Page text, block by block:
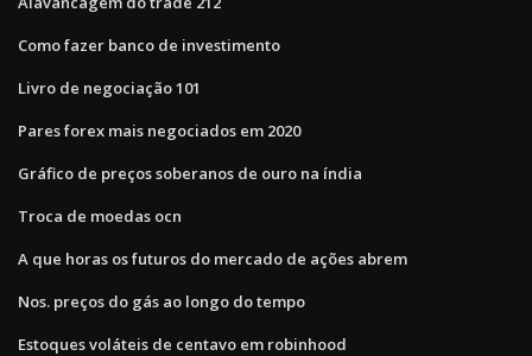
Como fazer banco de investimento
Livro de negociação 101
Pares forex mais negociados em 2020
Gráfico de preços soberanos de ouro na índia
Troca de moedas ocn
A que horas os futuros do mercado de ações abrem
Nos. preços do gás ao longo do tempo
Estoques voláteis de centavo em robinhood